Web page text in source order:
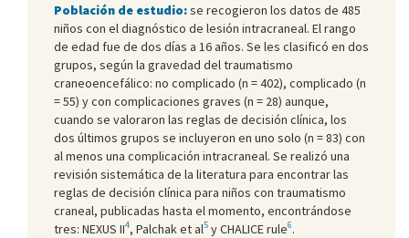
Población de estudio:se recogieron los datos de 485
niños con el diagnóstico de lesión intracraneal. El rango
de edad fue de dos días a 16 años. Se les clasificó en dos
grupos, según la gravedad del traumatismo
craneoencefálico: no complicado (n = 402), complicado (n
= 55) y con complicaciones graves (n = 28) aunque,
cuando se valoraron las reglas de decisión clínica, los
dos últimos grupos se incluyeron en uno solo (n = 83) con
al menos una complicación intracraneal. Se realizó una
revisión sistemática de la literatura para encontrar las
reglas de decisión clínica para niños con traumatismo
craneal, publicadas hasta el momento, encontrándose
tres: NEXUS II4, Palchak et al5 y CHALICE rule6.